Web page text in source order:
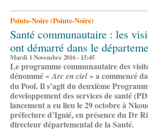
Pointe-Noire (Pointe-Noire)
Santé communautaire : les
ont démarré dans le
Mardi 1 Novembre 2016 - 15:45
Le programme communautaire des
dénommé «Arc en ciel» a commencé
du Pool. Il s’agit du deuxième
developpement des services de santé
lancement a eu lieu le 29 octobre à
préfecture d’Ignié, en présence du Dr
directeur départemental de la Santé.